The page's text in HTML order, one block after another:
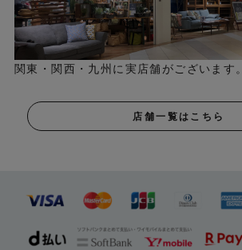
関東・関西・九州に実店舗がございます。
店舗一覧はこちら